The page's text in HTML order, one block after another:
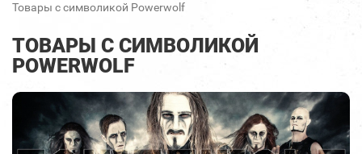
Товары с символикой Powerwolf
ТОВАРЫ С СИМВОЛИКОЙ
POWERWOLF